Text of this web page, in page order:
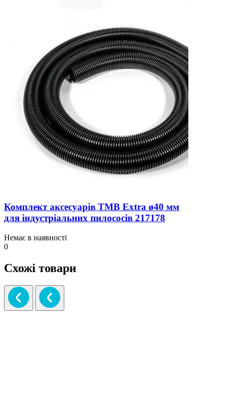
Комплект аксесуарів TMB Extra ø40 мм
для індустріальних пилососів 217178
Немає в наявності
0
Схожі товари